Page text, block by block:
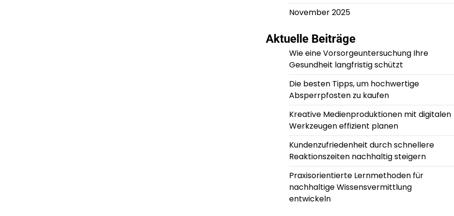
November 2025
Aktuelle Beiträge
Wie eine Vorsorgeuntersuchung Ihre
Gesundheit langfristig schützt
Die besten Tipps, um hochwertige
Absperrpfosten zu kaufen
Kreative Medienproduktionen mit digitalen
Werkzeugen effizient planen
Kundenzufriedenheit durch schnellere
Reaktionszeiten nachhaltig steigern
Praxisorientierte Lernmethoden für
nachhaltige Wissensvermittlung
entwickeln